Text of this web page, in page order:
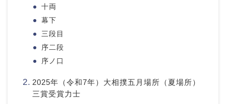
十両
幕下
三段目
序二段
序ノ口
2025年（令和7年）大相撲五月場所（夏場所）
三賞受賞力士